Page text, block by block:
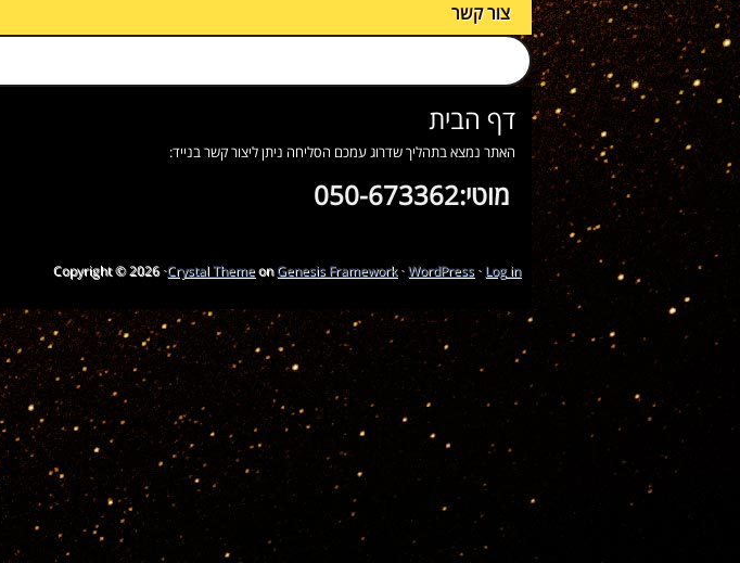
צור קשר
דף הבית
האתר נמצא בתהליך שדרוג עמכם הסליחה ניתן ליצור קשר בנייד:
מוטי:050-673362
Copyright © 2026 ·Crystal ThemeonGenesis Framework·WordPress· Log in